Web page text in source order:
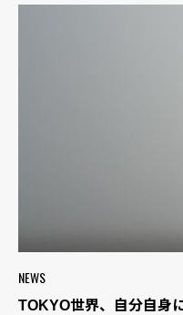
NEWS
TOKYO世界、自分自身